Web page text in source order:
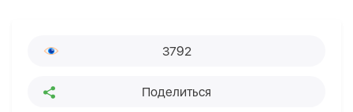
3792
Поделиться